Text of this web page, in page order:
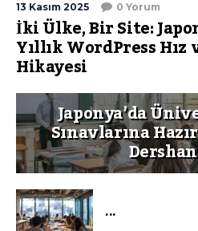
13 Kasım 2025 0 Yorum
İki Ülke, Bir Site:
Yıllık WordPress
Hikayesi
Japonya’da
Sınavlarına
...